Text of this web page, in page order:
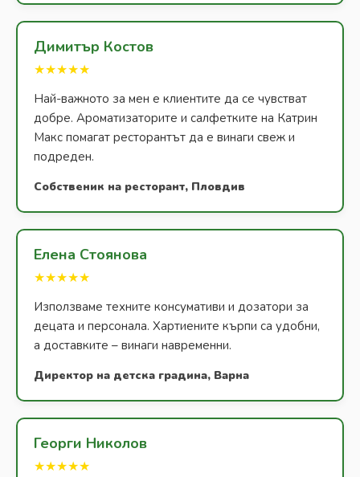
Димитър Костов
★★★★★
Най-важното за мен е клиентите да се чувстват
добре. Ароматизаторите и салфетките на Катрин
Макс помагат ресторантът да е винаги свеж и
подреден.
Собственик на ресторант, Пловдив
Елена Стоянова
★★★★★
Използваме техните консумативи и дозатори за
децата и персонала. Хартиените кърпи са удобни,
а доставките – винаги навременни.
Директор на детска градина, Варна
Георги Николов
★★★★★